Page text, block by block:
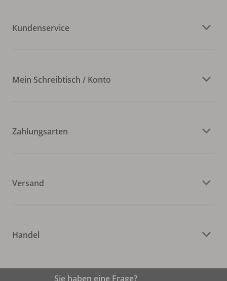
Kundenservice
Mein Schreibtisch / Konto
Zahlungsarten
Versand
Handel
Sie haben eine Frage?